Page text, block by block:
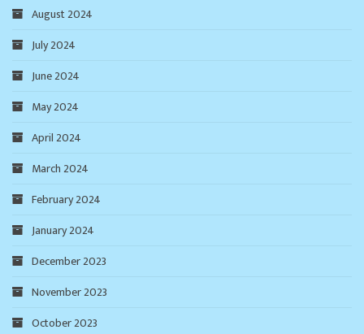
August 2024
July 2024
June 2024
May 2024
April 2024
March 2024
February 2024
January 2024
December 2023
November 2023
October 2023